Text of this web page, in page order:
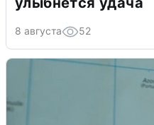
8 августа 52